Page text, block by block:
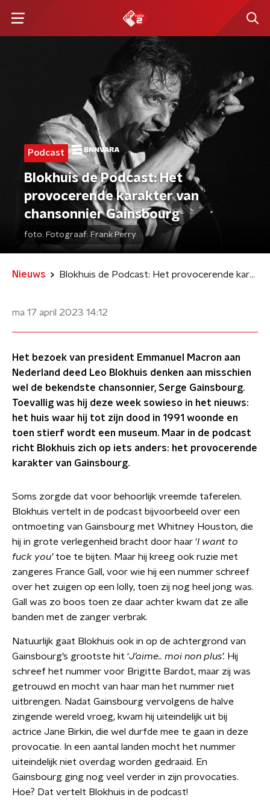
Podcast
Blokhuis de Podcast: Het
provocerende karakter van
chansonnier Gainsbourg
foto: Fotograaf: Frank Perry
Nieuws Blokhuis de Podcast: Het provocerende karakter van chansonnier Gainsbourg
ma 17 april 2023 14:12
Het bezoek van president Emmanuel Macron aan
Nederland deed Leo Blokhuis denken aan misschien
wel de bekendste chansonnier, Serge Gainsbourg.
Toevallig was hij deze week sowieso in het nieuws:
het huis waar hij tot zijn dood in 1991 woonde en
toen stierf wordt een museum. Maar in de podcast
richt Blokhuis zich op iets anders: het provocerende
karakter van Gainsbourg.
Soms zorgde dat voor behoorlijk vreemde taferelen.
Blokhuis vertelt in de podcast bijvoorbeeld over een
ontmoeting van Gainsbourg met Whitney Houston, die
hij in grote verlegenheid bracht door haar ‘I want to
fuck you’toe te bijten. Maar hij kreeg ook ruzie met
zangeres France Gall, voor wie hij een nummer schreef
over het zuigen op een lolly, toen zij nog heel jong was.
Gall was zo boos toen ze daar achter kwam dat ze alle
banden met de zanger verbrak.
Natuurlijk gaat Blokhuis ook in op de achtergrond van
Gainsbourg’s grootste hit ‘J’aime.. moi non plus’. Hij
schreef het nummer voor Brigitte Bardot, maar zij was
getrouwd en mocht van haar man het nummer niet
uitbrengen. Nadat Gainsbourg vervolgens de halve
zingende wereld vroeg, kwam hij uiteindelijk uit bij
actrice Jane Birkin, die wel durfde mee te gaan in deze
provocatie. In een aantal landen mocht het nummer
uiteindelijk niet overdag worden gedraaid. En
Gainsbourg ging nog veel verder in zijn provocaties.
Hoe? Dat vertelt Blokhuis in de podcast!